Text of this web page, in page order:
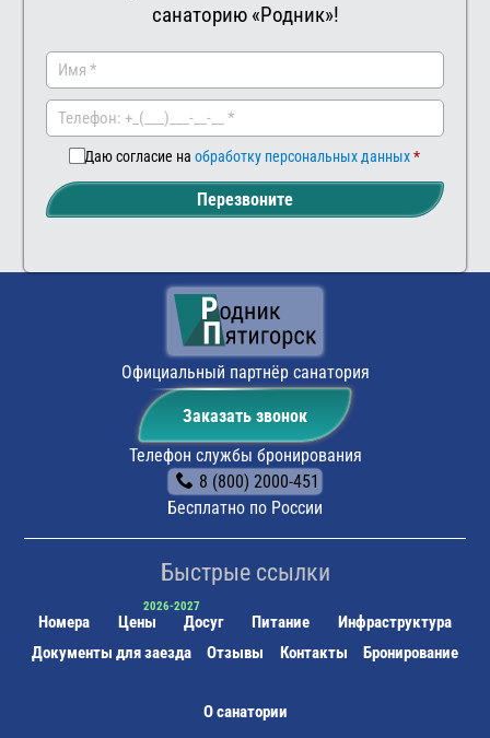
санаторию «Родник»!
Даю согласие на обработку персональных данных
Перезвоните
Официальный партнёр санатория
Заказать звонок
Телефон службы бронирования
8 (800) 2000-451
Бесплатно по России
Быстрые ссылки
Номера Цены Досуг Питание
Инфраструктура
Документы для заезда
Отзывы Контакты Бронирование
О санатории